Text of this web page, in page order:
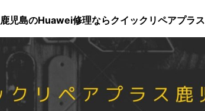
鹿児島のHuawei修理ならクイックリペアプラス